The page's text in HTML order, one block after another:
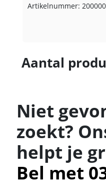
Artikelnummer:
Aantal
Niet
zoekt?
helpt je
Bel met